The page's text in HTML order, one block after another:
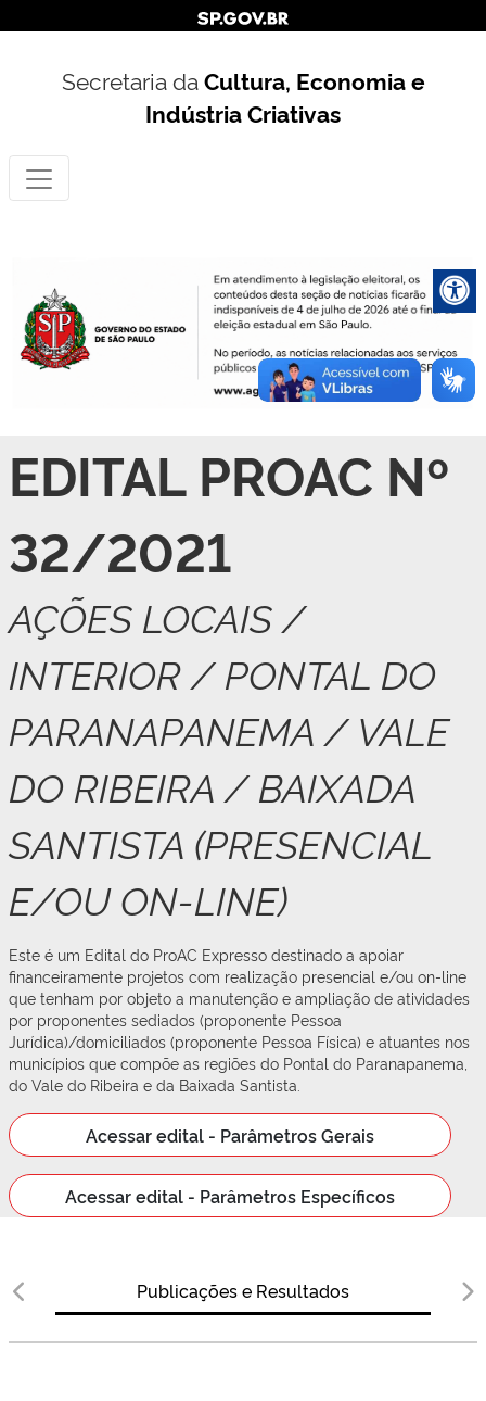
Secretaria daCultura, Economia e
Indústria Criativas
EDITAL PROAC Nº
32/2021
AÇÕES LOCAIS /
INTERIOR / PONTAL DO
PARANAPANEMA / VALE
DO RIBEIRA / BAIXADA
SANTISTA (PRESENCIAL
E/OU ON-LINE)
Este é um Edital do ProAC Expresso destinado a apoiar
financeiramente projetos com realização presencial e/ou on-line
que tenham por objeto a manutenção e ampliação de atividades
por proponentes sediados (proponente Pessoa
Jurídica)/domiciliados (proponente Pessoa Física) e atuantes nos
municípios que compõe as regiões do Pontal do Paranapanema,
do Vale do Ribeira e da Baixada Santista.
Acessar edital - Parâmetros Gerais
Acessar edital - Parâmetros Específicos
Publicações e Resultados